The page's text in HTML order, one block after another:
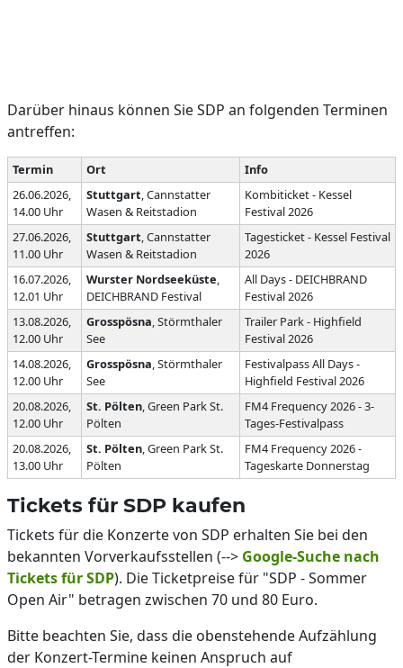
Darüber hinaus können Sie SDP an folgenden Terminen
antreffen:
Termin Ort
Info
26.06.2026,
14.00 Uhr
Stuttgart, Cannstatter
Wasen & Reitstadion
Kombiticket - Kessel
Festival 2026
27.06.2026,
11.00 Uhr
Stuttgart, Cannstatter
Wasen & Reitstadion
Tagesticket - Kessel Festival
2026
16.07.2026,
12.01 Uhr
Wurster Nordseeküste,
DEICHBRAND Festival
All Days - DEICHBRAND
Festival 2026
13.08.2026,
12.00 Uhr
Grosspösna, Störmthaler
See
Trailer Park - Highfield
Festival 2026
14.08.2026,
12.00 Uhr
Grosspösna, Störmthaler
See
Festivalpass All Days -
Highfield Festival 2026
20.08.2026,
12.00 Uhr
St. Pölten, Green Park St.
Pölten
FM4 Frequency 2026 - 3-
Tages-Festivalpass
20.08.2026,
13.00 Uhr
St. Pölten, Green Park St.
Pölten
FM4 Frequency 2026 -
Tageskarte Donnerstag
Tickets für SDP kaufen
Tickets für die Konzerte von SDP erhalten Sie bei den
bekannten Vorverkaufsstellen (--> Google-Suche nach
Tickets für SDP). Die Ticketpreise für "SDP - Sommer
Open Air" betragen zwischen 70 und 80 Euro.
Bitte beachten Sie, dass die obenstehende Aufzählung
der Konzert-Termine keinen Anspruch auf